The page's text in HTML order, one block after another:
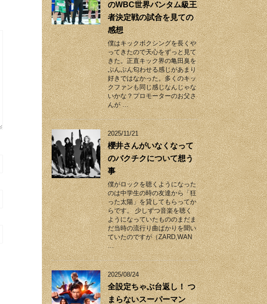
のWBC世界バンタム級王
者決定戦の試合を見ての
感想
僕はキックボクシングを長くや
ってきたので天心をずっと見て
きた。正直キック界の亀田臭を
ぷんぷん匂わせる感じがあまり
好きではなかった。多くのキッ
クファンも同じ感じなんじゃな
いかな？プロモーターのお父さ
んが …
2025/11/21
櫻井さんがいなくなって
のバクチクについて想う
事
僕がロックを聴くようになった
のは中学生の時の友達から「狂
った太陽」を貸してもらってか
らです。 少しずつ音楽を聴く
ようになっていたもののまだま
だ当時の流行り曲ばかりを聞い
ていたのですが（ZARD,WAN
…
2025/08/24
全設定ちゃぶ台返し！ つ
まらないスーパーマン